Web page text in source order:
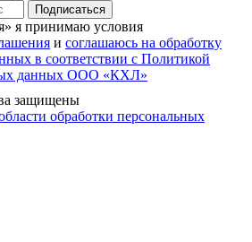
Подписаться
я принимаю условия
и соглашаюсь на обработку
в соответствии с Политикой
данных ООО «КХЛ»
защищены
обработки персональных